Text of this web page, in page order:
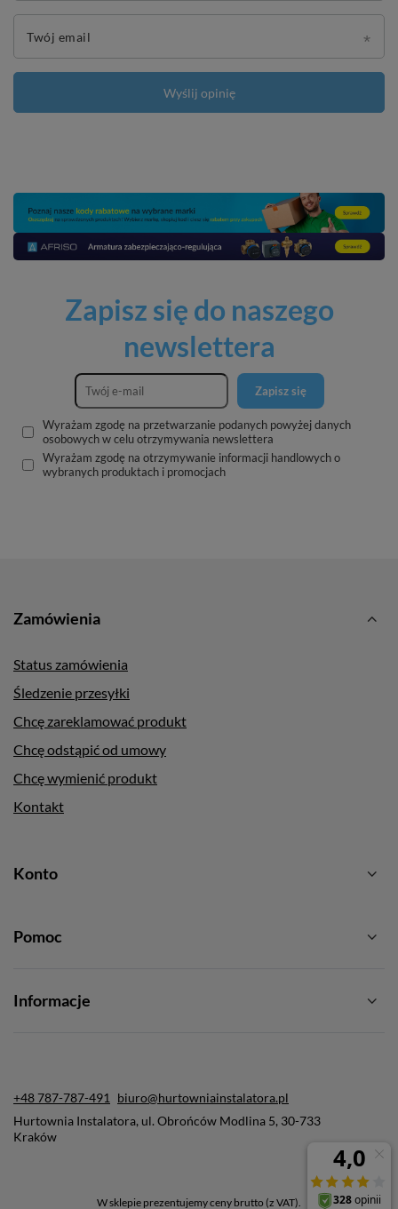
Twój email
Wyślij opinię
Zapisz się do naszego
newslettera
Zapisz się
Wyrażam zgodę na przetwarzanie podanych powyżej danych
osobowych w celu otrzymywania newslettera
Wyrażam zgodę na otrzymywanie informacji handlowych o
wybranych produktach i promocjach
Zamówienia
Status zamówienia
Śledzenie przesyłki
Chcę zareklamować produkt
Chcę odstąpić od umowy
Chcę wymienić produkt
Kontakt
Konto
Pomoc
Informacje
+48 787-787-491
biuro@hurtowniainstalatora.pl
Hurtownia Instalatora, ul. Obrońców Modlina 5, 30-733
Kraków
W sklepie prezentujemy ceny brutto (z VAT).